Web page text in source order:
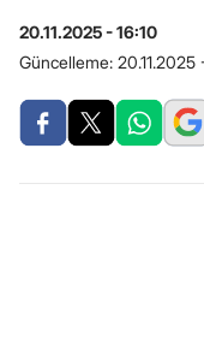
20.11.2025 - 16:10
Güncelleme: 20.11.2025